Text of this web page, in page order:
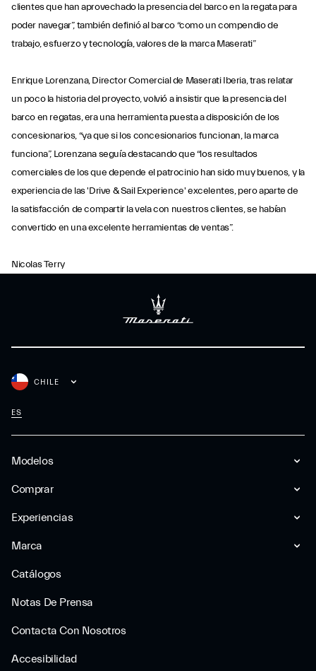
clientes que han aprovechado la presencia del barco en la regata para
poder navegar”, también definió al barco “como un compendio de
trabajo, esfuerzo y tecnología, valores de la marca Maserati”
Enrique Lorenzana, Director Comercial de Maserati Iberia, tras relatar
un poco la historia del proyecto, volvió a insistir que la presencia del
barco en regatas, era una herramienta puesta a disposición de los
concesionarios, “ya que si los concesionarios funcionan, la marca
funciona”, Lorenzana seguía destacando que “los resultados
comerciales de los que depende el patrocinio han sido muy buenos, y la
experiencia de las 'Drive & Sail Experience' excelentes, pero aparte de
la satisfacción de compartir la vela con nuestros clientes, se habían
convertido en una excelente herramientas de ventas”.
Nicolas Terry
Modelos
Comprar
Experiencias
Marca
Catálogos
Notas De Prensa
Contacta Con Nosotros
Accesibilidad
CHILE
ES